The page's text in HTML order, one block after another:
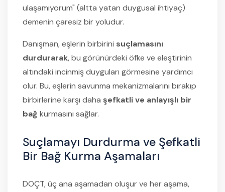
ulaşamıyorum" (altta yatan duygusal ihtiyaç)
demenin çaresiz bir yoludur.
Danışman, eşlerin birbirini suçlamasını
durdurarak, bu görünürdeki öfke ve eleştirinin
altındaki incinmiş duyguları görmesine yardımcı
olur. Bu, eşlerin savunma mekanizmalarını bırakıp
birbirlerine karşı daha şefkatli ve anlayışlı bir
bağ kurmasını sağlar.
Suçlamayı Durdurma ve Şefkatli
Bir Bağ Kurma Aşamaları
DOÇT, üç ana aşamadan oluşur ve her aşama,